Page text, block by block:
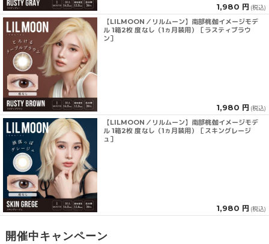
1,980 円 (税込)
【LILMOON／リルムーン】南部桃伽イメージモデ
ル 1箱2枚 度なし（1ヵ月装用）［ラスティブラウ
ン］
1,980 円 (税込)
【LILMOON／リルムーン】南部桃伽イメージモデ
ル 1箱2枚 度なし（1ヵ月装用）［スキングレージ
ュ］
1,980 円 (税込)
開催中キャンペーン